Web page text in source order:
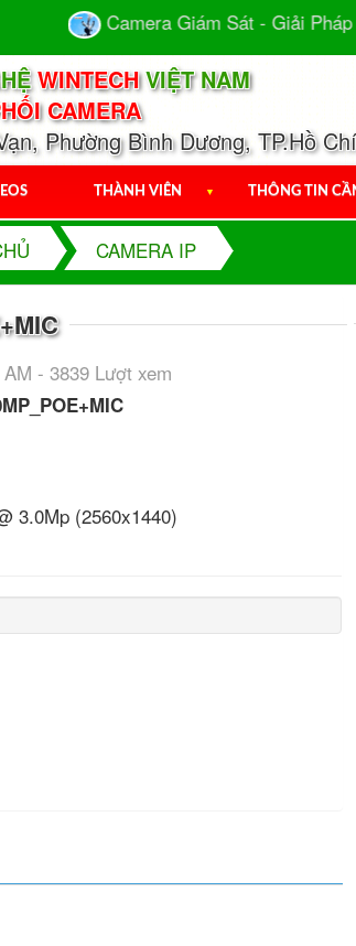
Camera Giám Sát - Giải Pháp
WINTECHVIỆT NAM
CAMERA
Phường Bình Dương, TP.Hồ
THÀNH VIÊN ▼ THÔNG TIN
CAMERA IP
- 3839 Lượt xem
3.0Mp (2560x1440)